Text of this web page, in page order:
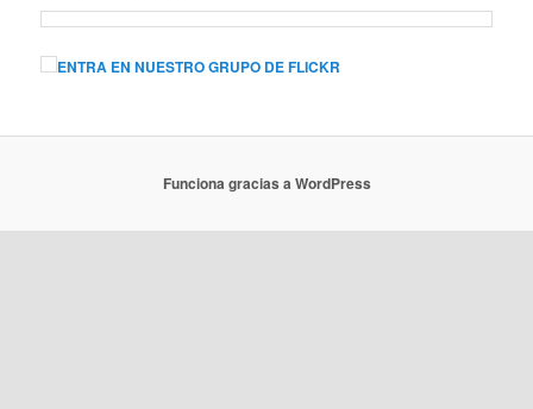
ENTRA EN NUESTRO GRUPO DE FLICKR
Funciona gracias a WordPress